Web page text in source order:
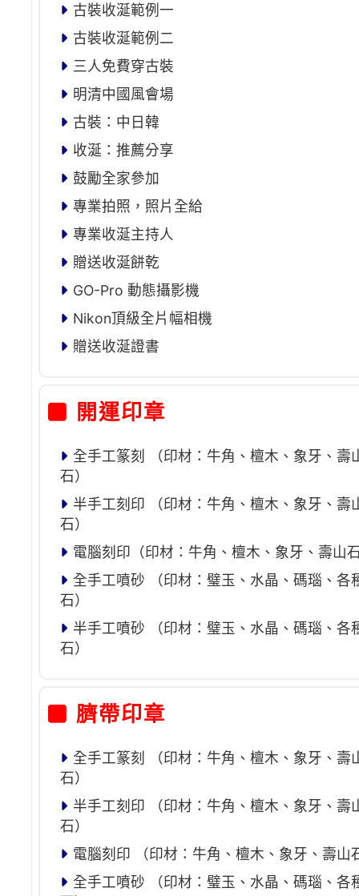
古裝收涎範例一
古裝收涎範例二
三人免費穿古裝
明清中國風會場
古裝：中日韓
收涎：推薦分享
鼓勵全家參加
專業拍照，照片全給
專業收涎主持人
贈送收涎餅乾
GO-Pro 動態攝影機
Nikon頂級全片幅相機
贈送收涎證書
開運印章
全手工篆刻 （印材：牛角、檀木、象牙、壽
石）
半手工刻印 （印材：牛角、檀木、象牙、壽
石）
電腦刻印（印材：牛角、檀木、象牙、壽山
全手工噴砂 （印材：璧玉、水晶、碼瑙、各
石）
半手工噴砂 （印材：璧玉、水晶、碼瑙、各
石）
臍帶印章
全手工篆刻 （印材：牛角、檀木、象牙、壽
石）
半手工刻印 （印材：牛角、檀木、象牙、壽
石）
電腦刻印 （印材：牛角、檀木、象牙、壽山
全手工噴砂 （印材：璧玉、水晶、碼瑙、各